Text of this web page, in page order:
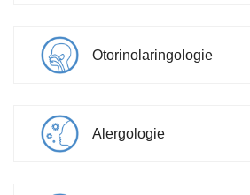
Otorinolaringologie
Alergologie